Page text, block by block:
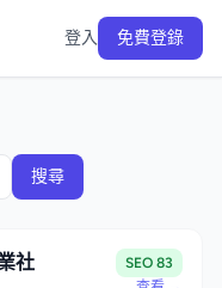
登入 免費登錄
搜尋
社
SEO 83